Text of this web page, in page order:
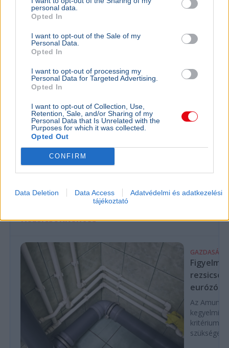
personal data.
Opted In
I want to opt-out of the Sale of my
Personal Data.
Opted In
I want to opt-out of processing my
Personal Data for Targeted Advertising.
Opted In
I want to opt-out of Collection, Use,
Retention, Sale, and/or Sharing of my
Personal Data that Is Unrelated with the
Purposes for which it was collected.
Opted Out
CONFIRM
Data Deletion Data Access
Adatvédelmi és adatkezelési
tájékoztató
Magyarország
Lannert Judit oktatási miniszter szerint megújul a
magyar nyelv és irodalom érettségi, a végleges
Rezsicsökkentés
GAZDASÁG
Az Amundi
kegyelmi